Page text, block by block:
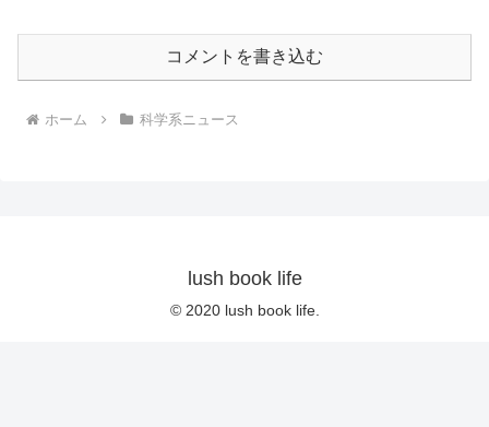
コメントを書き込む
ホーム 科学系ニュース
lush book life
© 2020 lush book life.